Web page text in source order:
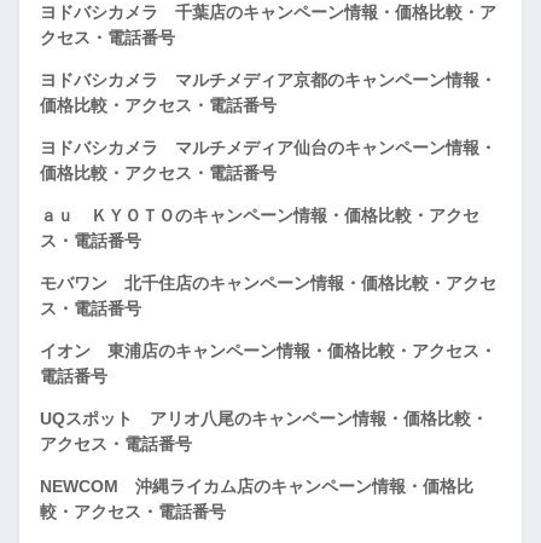
ヨドバシカメラ 千葉店のキャンペーン情報・価格比較・ア
クセス・電話番号
ヨドバシカメラ マルチメディア京都のキャンペーン情報・
価格比較・アクセス・電話番号
ヨドバシカメラ マルチメディア仙台のキャンペーン情報・
価格比較・アクセス・電話番号
ａｕ ＫＹＯＴＯのキャンペーン情報・価格比較・アクセ
ス・電話番号
モバワン 北千住店のキャンペーン情報・価格比較・アクセ
ス・電話番号
イオン 東浦店のキャンペーン情報・価格比較・アクセス・
電話番号
UQスポット アリオ八尾のキャンペーン情報・価格比較・
アクセス・電話番号
NEWCOM 沖縄ライカム店のキャンペーン情報・価格比
較・アクセス・電話番号